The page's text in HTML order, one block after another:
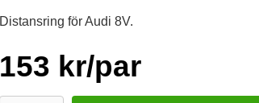
Distansring för Audi 8V.
153 kr/par